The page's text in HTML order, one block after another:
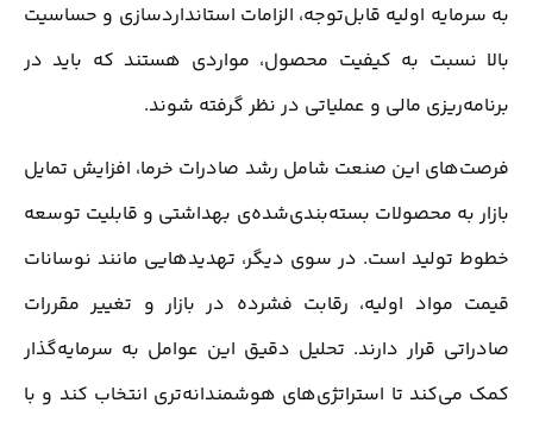
به سرمایه اولیه قابل‌توجه، الزامات استانداردسازی و حساسیت
بالا نسبت به کیفیت محصول، مواردی هستند که باید در
برنامه‌ریزی مالی و عملیاتی در نظر گرفته شوند.
فرصت‌های این صنعت شامل رشد صادرات خرما، افزایش تمایل
بازار به محصولات بسته‌بندی‌شده‌ی بهداشتی و قابلیت توسعه
خطوط تولید است. در سوی دیگر، تهدیدهایی مانند نوسانات
قیمت مواد اولیه، رقابت فشرده در بازار و تغییر مقررات
صادراتی قرار دارند. تحلیل دقیق این عوامل به سرمایه‌گذار
کمک می‌کند تا استراتژی‌های هوشمندانه‌تری انتخاب کند و با